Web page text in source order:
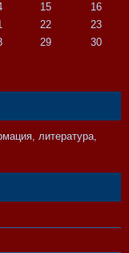
15
16
22
23
29
30
литература,